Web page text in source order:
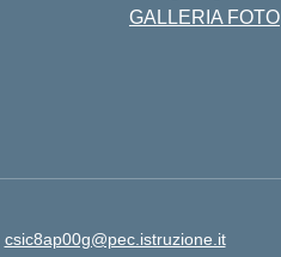
GALLERIA FOTO
csic8ap00g@pec.istruzione.it